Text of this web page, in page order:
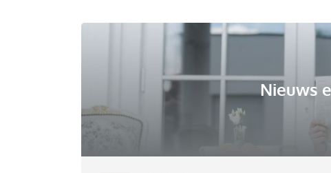
Nieuws